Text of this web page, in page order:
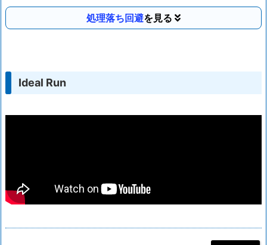
処理落ち回避
Ideal Run